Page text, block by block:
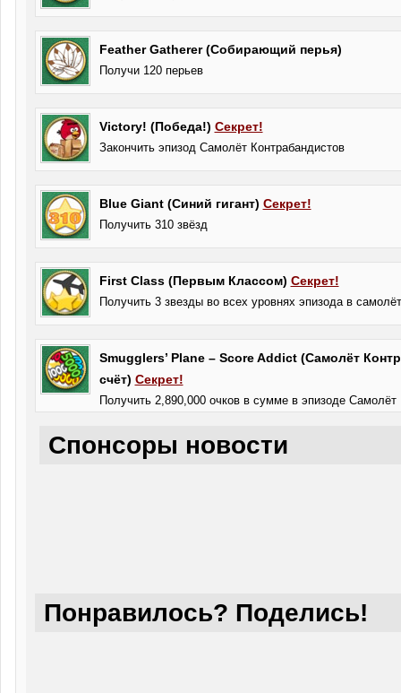
Feather Gatherer (Собирающий перья)
Получи 120 перьев
Victory! (Победа!) Секрет!
Закончить эпизод Самолёт Контрабандистов
Blue Giant (Синий гигант) Секрет!
Получить 310 звёзд
First Class (Первым Классом) Секрет!
Получить 3 звезды во всех уровнях эпизода в
Smugglers’ Plane – Score Addict (Самолёт
счёт) Секрет!
Получить 2,890,000 очков в сумме в эпизоде Самолёт
Спонсоры новости
Понравилось? Поделись!